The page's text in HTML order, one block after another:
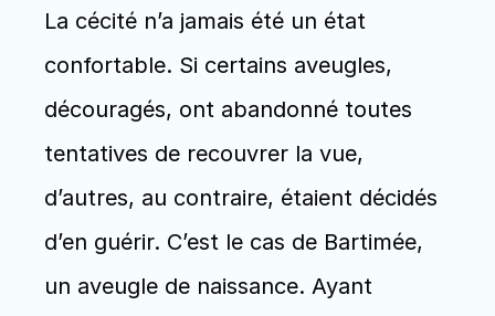
La cécité n’a jamais été un état
confortable. Si certains aveugles,
découragés, ont abandonné toutes
tentatives de recouvrer la vue,
d’autres, au contraire, étaient décidés
d’en guérir. C’est le cas de Bartimée,
un aveugle de naissance. Ayant